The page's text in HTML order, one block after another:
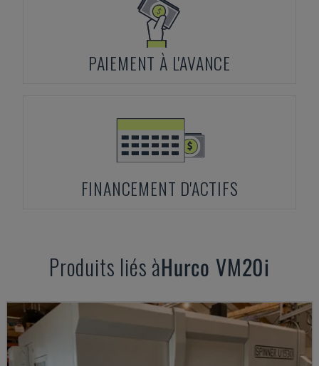
PAIEMENT À L'AVANCE
FINANCEMENT D'ACTIFS
Produits liés àHurco VM20i